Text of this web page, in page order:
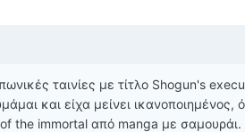
ταινίες με τίτλο Shogun's
και είχα μείνει
the immortal από manga με σαμουράι.